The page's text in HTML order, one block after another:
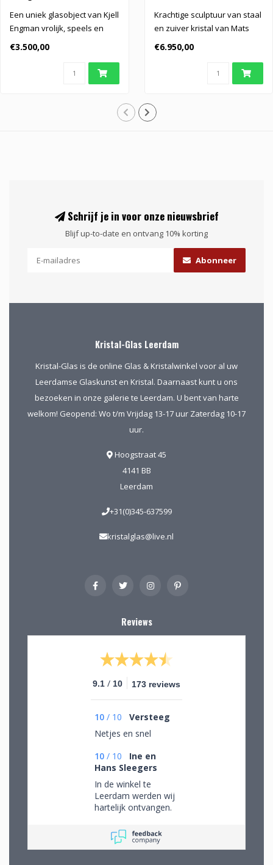
Een uniek glasobject van Kjell
Engman vrolijk, speels en
geïnspireerd door de e..
€3.500,00
Krachtige sculptuur van staal
en zuiver kristal van Mats
Jonasson. De wijd gespr..
€6.950,00
Schrijf je in voor onze nieuwsbrief
Blijf up-to-date en ontvang 10% korting
Abonneer
Kristal-Glas Leerdam
Kristal-Glas is de online Glas & Kristalwinkel voor al uw
Leerdamse Glaskunst en Kristal. Daarnaast kunt u ons
bezoeken in onze galerie te Leerdam. U bent van harte
welkom! Geopend: Wo t/m Vrijdag 13-17 uur Zaterdag 10-17
uur.
Hoogstraat 45
4141 BB
Leerdam
+31(0)345-637599
kristalglas@live.nl
Reviews
9.1 / 10 173 reviews
10 / 10
Versteeg
Netjes en snel
10 / 10
Ine en
Hans Sleegers
In de winkel te
Leerdam werden wij
hartelijk ontvangen.
rondkijken om alle
aanwezige pracht te